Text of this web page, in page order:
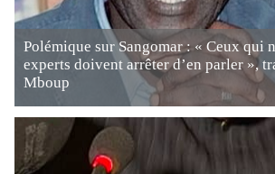
Polémique sur Sangomar : « Ceux qui
experts doivent arrêter d’en parler »,
Mboup